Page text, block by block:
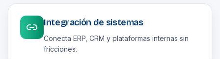
Integración de sistemas
Conecta ERP, CRM y plataformas internas sin
fricciones.